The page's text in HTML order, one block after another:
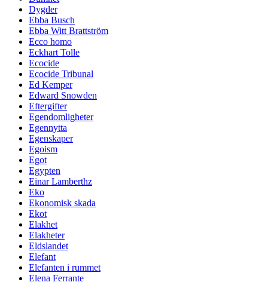
Dygder
Ebba Busch
Ebba Witt Brattström
Ecco homo
Eckhart Tolle
Ecocide
Ecocide Tribunal
Ed Kemper
Edward Snowden
Eftergifter
Egendomligheter
Egennytta
Egenskaper
Egoism
Egot
Egypten
Einar Lamberthz
Eko
Ekonomisk skada
Ekot
Elakhet
Elakheter
Eldslandet
Elefant
Elefanten i rummet
Elena Ferrante